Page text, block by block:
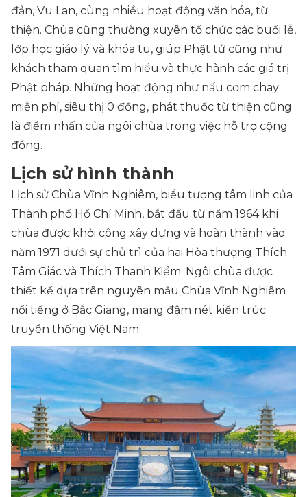
đản, Vu Lan, cùng nhiều hoạt động văn hóa, từ
thiện. Chùa cũng thường xuyên tổ chức các buổi lễ,
lớp học giáo lý và khóa tu, giúp Phật tử cũng như
khách tham quan tìm hiểu và thực hành các giá trị
Phật pháp. Những hoạt động như nấu cơm chay
miễn phí, siêu thị 0 đồng, phát thuốc từ thiện cũng
là điểm nhấn của ngôi chùa trong việc hỗ trợ cộng
đồng.
Lịch sử hình thành
Lịch sử Chùa Vĩnh Nghiêm, biểu tượng tâm linh của
Thành phố Hồ Chí Minh, bắt đầu từ năm 1964 khi
chùa được khởi công xây dựng và hoàn thành vào
năm 1971 dưới sự chủ trì của hai Hòa thượng Thích
Tâm Giác và Thích Thanh Kiểm. Ngôi chùa được
thiết kế dựa trên nguyên mẫu Chùa Vĩnh Nghiêm
nổi tiếng ở Bắc Giang, mang đậm nét kiến trúc
truyền thống Việt Nam.